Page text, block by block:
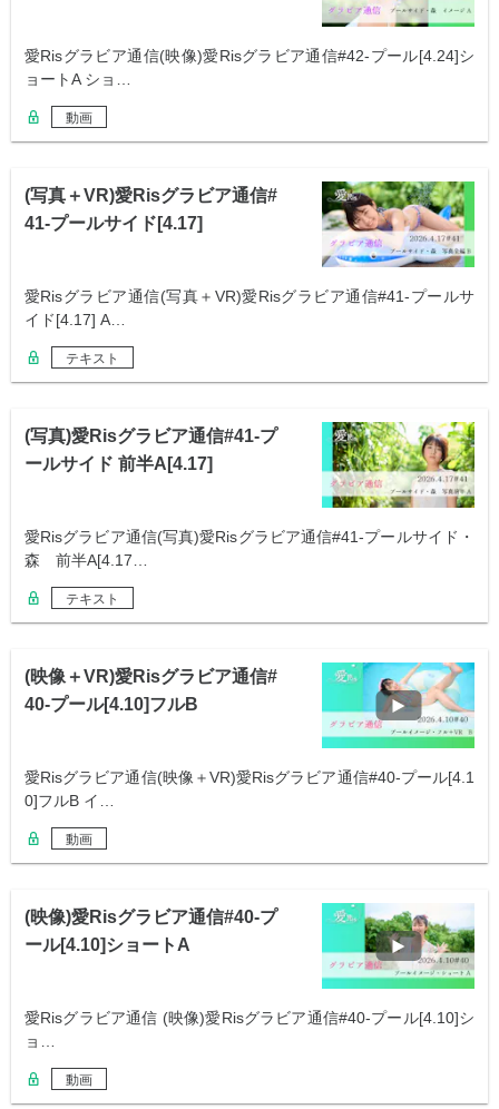
愛Risグラビア通信(映像)愛Risグラビア通信#42-プール[4.24]シ
ョートA ショ…
動画
(写真＋VR)愛Risグラビア通信#
41-プールサイド[4.17]
愛Risグラビア通信(写真＋VR)愛Risグラビア通信#41-プールサ
イド[4.17] A…
テキスト
(写真)愛Risグラビア通信#41-プ
ールサイド 前半A[4.17]
愛Risグラビア通信(写真)愛Risグラビア通信#41-プールサイド・
森 前半A[4.17…
テキスト
(映像＋VR)愛Risグラビア通信#
40-プール[4.10]フルB
愛Risグラビア通信(映像＋VR)愛Risグラビア通信#40-プール[4.1
0]フルB イ…
動画
(映像)愛Risグラビア通信#40-プ
ール[4.10]ショートA
愛Risグラビア通信 (映像)愛Risグラビア通信#40-プール[4.10]シ
ョ…
動画